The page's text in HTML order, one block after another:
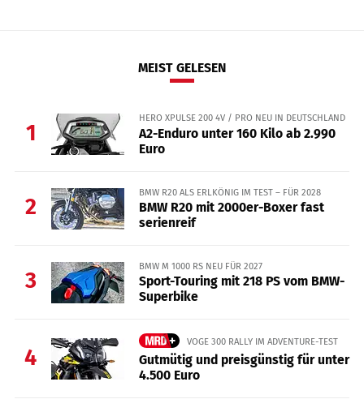
MEIST GELESEN
1
HERO XPULSE 200 4V / PRO NEU IN DEUTSCHLAND
A2-Enduro unter 160 Kilo ab 2.990
Euro
2
BMW R20 ALS ERLKÖNIG IM TEST – FÜR 2028
BMW R20 mit 2000er-Boxer fast
serienreif
3
BMW M 1000 RS NEU FÜR 2027
Sport-Touring mit 218 PS vom BMW-
Superbike
4
VOGE 300 RALLY IM ADVENTURE-TEST
Gutmütig und preisgünstig für unter
4.500 Euro